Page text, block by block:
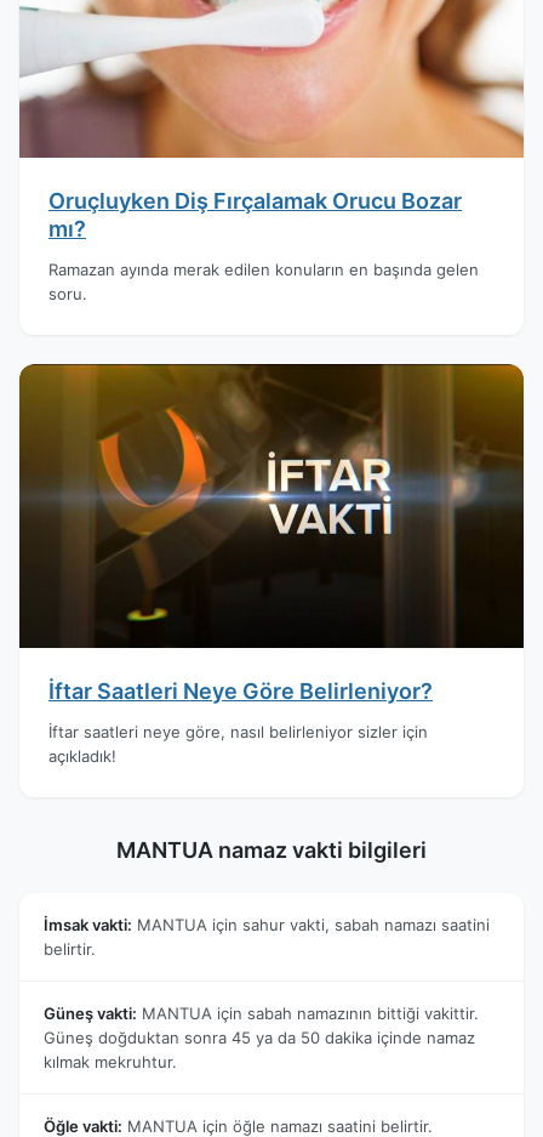
Oruçluyken Diş Fırçalamak Orucu Bozar
mı?
Ramazan ayında merak edilen konuların en başında gelen
soru.
İftar Saatleri Neye Göre Belirleniyor?
İftar saatleri neye göre, nasıl belirleniyor sizler için
açıkladık!
MANTUA namaz vakti bilgileri
İmsak vakti: MANTUA için sahur vakti, sabah namazı saatini
belirtir.
Güneş vakti: MANTUA için sabah namazının bittiği vakittir.
Güneş doğduktan sonra 45 ya da 50 dakika içinde namaz
kılmak mekruhtur.
Öğle vakti: MANTUA için öğle namazı saatini belirtir.